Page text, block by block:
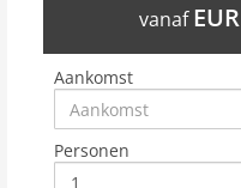
vanafEUR
Aankomst
Personen